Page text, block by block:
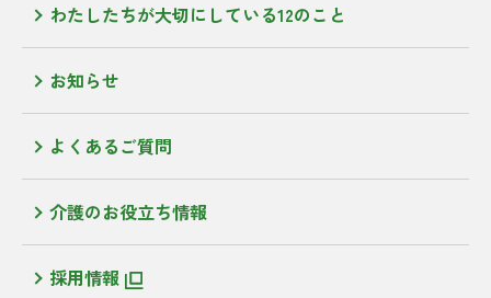
わたしたちが大切にしている12のこと
お知らせ
よくあるご質問
介護のお役立ち情報
採用情報